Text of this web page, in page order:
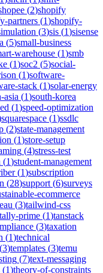
(2)shopify
partners (1)shopify-
(3)sis (1)sisense
(5)small-business
warehouse (1)smb
(1)soc2 (5)social-
(1)software-
stack (1)solar-energy
asia (1)south-korea
(1)speed-optimization
squarespace (1)ssdlc
(2)state-management
(1)store-setup
(4)stress-test
(1)student-management
(1)subscription
(28)support (6)surveys
ecommerce
(3)tailwind-css
tally-prime (1)tanstack
(3)taxation
(1)technical
(3)templates (3)temu
(7)text-messaging
(1)theory-of-constraints